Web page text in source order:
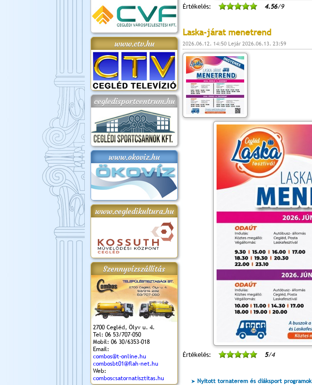
www.ctv.hu
cegledisportcentrum.hu
www.okoviz.hu
www.cegledikultura.hu
Szennyvízszállítás
2700 Cegléd, Ölyv u. 4.
Tel: 06 53/707-050
Mobil: 06 30/6353-018
Email:
combos@t-online.hu
combosbt01@flah-net.hu
Web:
comboscsatornatisztitas.hu
Értékelés: 4.56/9
Laska-járat menetrend
2026.06.12. 14:50 Lejár 2026.06.13. 23:59
Értékelés: 5/4
Nyitott tornaterem és diáksport programok
Városnapok 2018.
Kossuth Toborzó
2017.09.22-23.
és Magyarok
Kenyere Program
V. Ceglédi Vágta
(2017. 06. 18.)
Laska fesztivál
2017.06.17.